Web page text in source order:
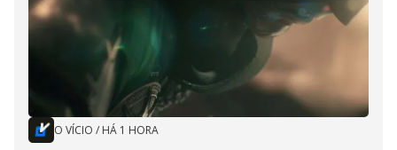
O VÍCIO / HÁ 1 HORA